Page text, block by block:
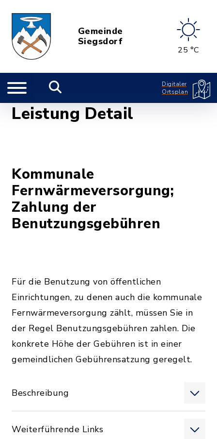
Gemeinde
Siegsdorf
25 °C
Digitaler
Ortsplan
Leistung Detail
Kommunale
Fernwärmeversorgung;
Zahlung der
Benutzungsgebühren
Für die Benutzung von öffentlichen
Einrichtungen, zu denen auch die kommunale
Fernwärmeversorgung zählt, müssen Sie in
der Regel Benutzungsgebühren zahlen. Die
konkrete Höhe der Gebühren ist in einer
gemeindlichen Gebührensatzung geregelt.
Beschreibung
Weiterführende Links